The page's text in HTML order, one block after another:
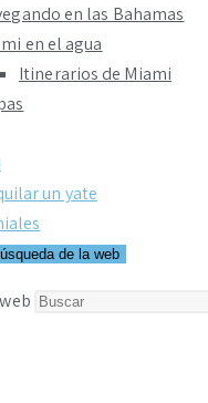
en las Bahamas
en el agua
Itinerarios de Miami
un yate
de la web